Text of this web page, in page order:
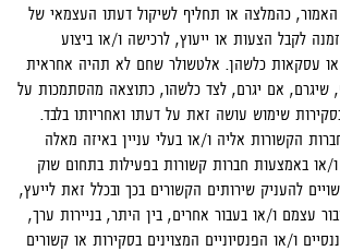
האמור, כהמלצה או תחליף לשיקול דעתו העצמאי של
לקבל הצעות או ייעוץ, לרכישה ו/או ביצוע
עסקאות כלשהן. אלטשולר שחם לא תהיה אחראית
שיגרם, אם יגרם, לצד כלשהו, כתוצאה מהסתמכות על
שימוש עושה זאת על דעתו ואחריותו בלבד.
הקשורות אליה ו/או בעלי עניין באיזה מאלה
או באמצעות חברות קשורות בפעילות בתחום שוק
להעניק שירותים הקשורים בכך ובכלל זאת לייעץ,
עצמם ו/או בעבור אחרים, בין היתר, בניירות ערך,
ו/או הפנסיוניים המצוינים בסקירות או קשורים